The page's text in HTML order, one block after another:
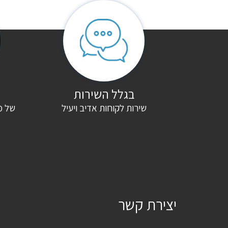
בגלל השירות
שירות לקוחות אדיב ויעיל של
יצירת קשר